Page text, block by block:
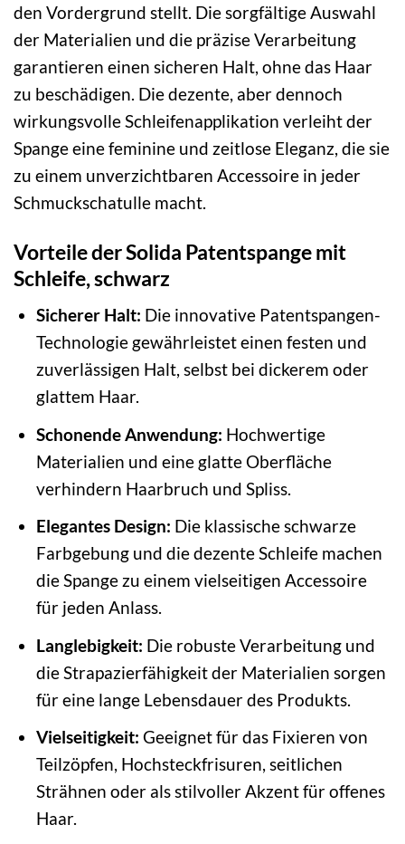
den Vordergrund stellt. Die sorgfältige Auswahl
der Materialien und die präzise Verarbeitung
garantieren einen sicheren Halt, ohne das Haar
zu beschädigen. Die dezente, aber dennoch
wirkungsvolle Schleifenapplikation verleiht der
Spange eine feminine und zeitlose Eleganz, die sie
zu einem unverzichtbaren Accessoire in jeder
Schmuckschatulle macht.
Vorteile der Solida Patentspange mit
Schleife, schwarz
Sicherer Halt: Die innovative Patentspangen-
Technologie gewährleistet einen festen und
zuverlässigen Halt, selbst bei dickerem oder
glattem Haar.
Schonende Anwendung: Hochwertige
Materialien und eine glatte Oberfläche
verhindern Haarbruch und Spliss.
Elegantes Design: Die klassische schwarze
Farbgebung und die dezente Schleife machen
die Spange zu einem vielseitigen Accessoire
für jeden Anlass.
Langlebigkeit: Die robuste Verarbeitung und
die Strapazierfähigkeit der Materialien sorgen
für eine lange Lebensdauer des Produkts.
Vielseitigkeit: Geeignet für das Fixieren von
Teilzöpfen, Hochsteckfrisuren, seitlichen
Strähnen oder als stilvoller Akzent für offenes
Haar.